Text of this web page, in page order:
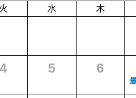
火 水 木
4 5 6